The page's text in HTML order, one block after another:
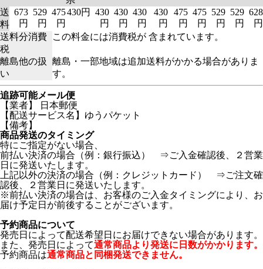
送
料
673
円
529
円
475
円
430円
430
円
430
円
430
円
430
円
475
円
475
円
529
円
529
円
628
円
送料分消費
税
この料金には消費税が 含まれています。
離島他の扱
い
離島・一部地域は追加送料がかかる場合がありま
す。
追跡可能メール便
【業者】 日本郵便
【配送サービス名】ゆうパケット
【備考】
商品発送のタイミング
特にご指定がない場合、
前払い決済の場合（例：銀行振込） ⇒ご入金確認後、２営業
日に発送いたします。
上記以外の決済の場合（例：クレジットカード） ⇒ご注文確
認後、２営業日に発送いたします。
※前払い決済の場合は、お客様のご入金タイミングにより、お
届け予定日が前後することがございます。
予約商品について
発売日によって配送希望日にお届けできない場合があります。
また、発売日によって通常商品より発送に日数がかかります。
予約商品は通常商品と同梱発送できません。